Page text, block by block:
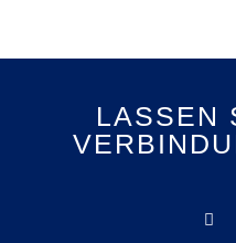
LASSEN